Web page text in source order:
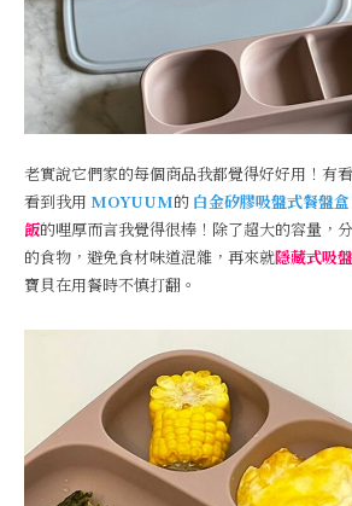
老實說它們家的每個商品我都覺得好好用！有
看到我用 MOYUUM的 白金矽膠吸盤式餐盤盒
飯的哩厚而言我覺得很棒！除了超大的容量，
的食物，避免食材味道混雜，再來就隱藏式吸盤
寶貝在用餐時不慎打翻。